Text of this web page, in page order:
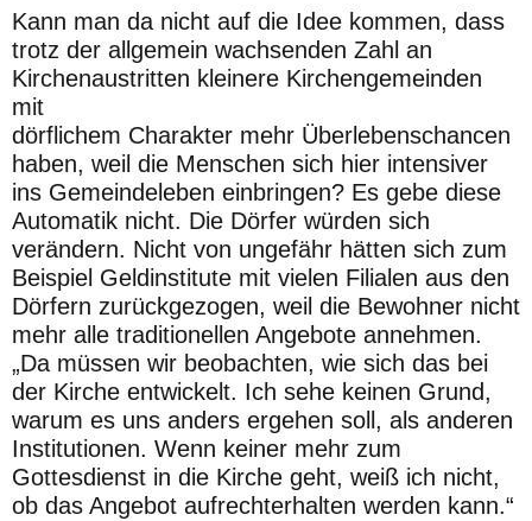
Kann man da nicht auf die Idee kommen, dass
trotz der allgemein wachsenden Zahl an
Kirchenaustritten kleinere Kirchengemeinden
mit
dörflichem Charakter mehr Überlebenschancen
haben, weil die Menschen sich hier intensiver
ins Gemeindeleben einbringen? Es gebe diese
Automatik nicht. Die Dörfer würden sich
verändern. Nicht von ungefähr hätten sich zum
Beispiel Geldinstitute mit vielen Filialen aus den
Dörfern zurückgezogen, weil die Bewohner nicht
mehr alle traditionellen Angebote annehmen.
„Da müssen wir beobachten, wie sich das bei
der Kirche entwickelt. Ich sehe keinen Grund,
warum es uns anders ergehen soll, als anderen
Institutionen. Wenn keiner mehr zum
Gottesdienst in die Kirche geht, weiß ich nicht,
ob das Angebot aufrechterhalten werden kann.“